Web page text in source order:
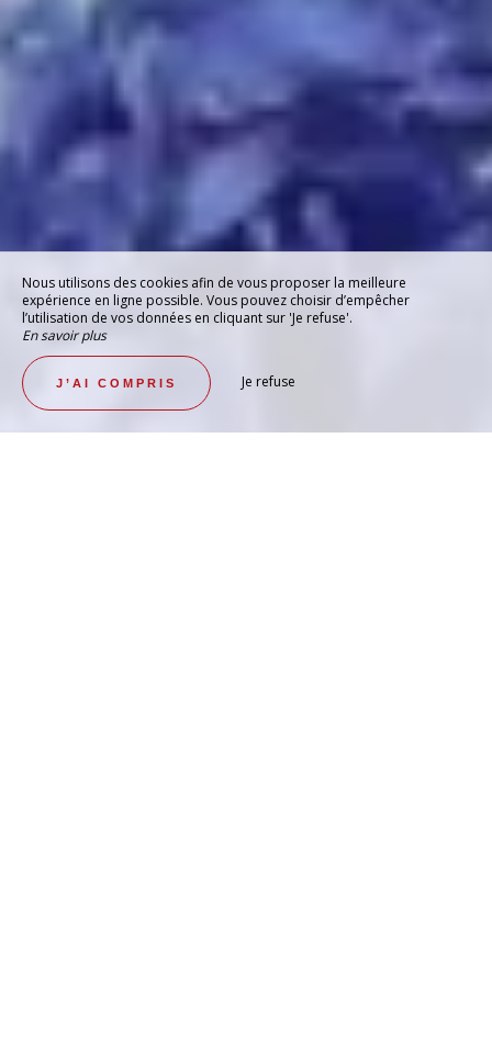
Nous utilisons des cookies afin de vous proposer la meilleure
expérience en ligne possible. Vous pouvez choisir d’empêcher
l’utilisation de vos données en cliquant sur 'Je refuse'.
En savoir plus
J’AI COMPRIS Je refuse